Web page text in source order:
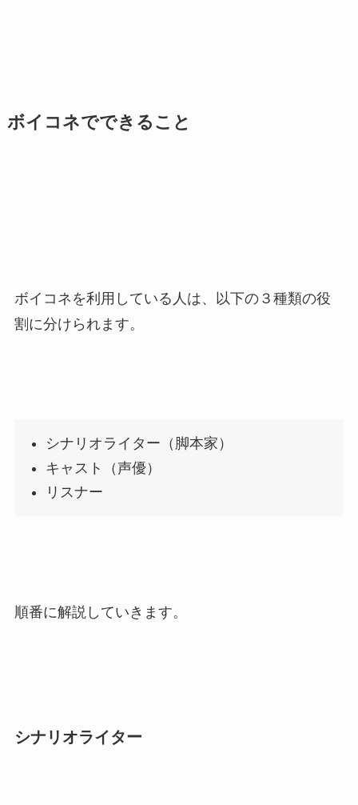
ボイコネでできること
ボイコネを利用している人は、以下の３種類の役
割に分けられます。
シナリオライター（脚本家）
キャスト（声優）
リスナー
順番に解説していきます。
シナリオライター